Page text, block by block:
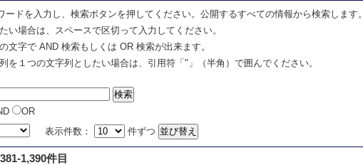
ドを入力し、検索ボタンを押してください。公開するすべての情報から検索します。
場合は、スペースで区切って入力してください。
字で AND 検索もしくは OR 検索が出来ます。
を１つの文字列としたい場合は、引用符「"」（半角）で囲んでください。
OR
表示件数： 件ずつ
1,390件目